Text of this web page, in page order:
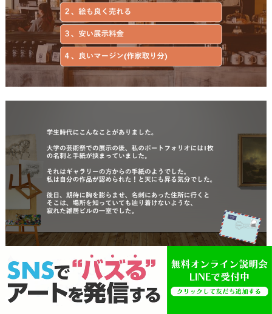
それでは
・どこで展示すべきなのか？